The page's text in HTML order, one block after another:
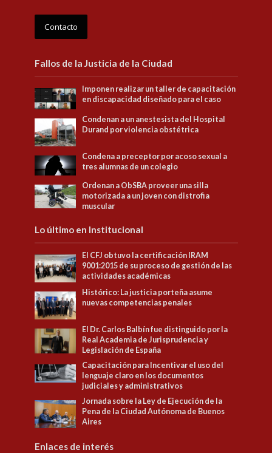
Contacto
Fallos de la Justicia de la Ciudad
Imponen realizar un taller de capacitación
en discapacidad diseñado para el caso
Condenan a un anestesista del Hospital
Durand por violencia obstétrica
Condena a preceptor por acoso sexual a
tres alumnas de un colegio
Ordenan a ObSBA proveer una silla
motorizada a un joven con distrofia
muscular
Lo último en Institucional
El CFJ obtuvo la certificación IRAM
9001:2015 de su proceso de gestión de las
actividades académicas
Histórico: La justicia porteña asume
nuevas competencias penales
El Dr. Carlos Balbín fue distinguido por la
Real Academia de Jurisprudencia y
Legislación de España
Capacitación para Incentivar el uso del
lenguaje claro en los documentos
judiciales y administrativos
Jornada sobre la Ley de Ejecución de la
Pena de la Ciudad Autónoma de Buenos
Aires
Enlaces de interés